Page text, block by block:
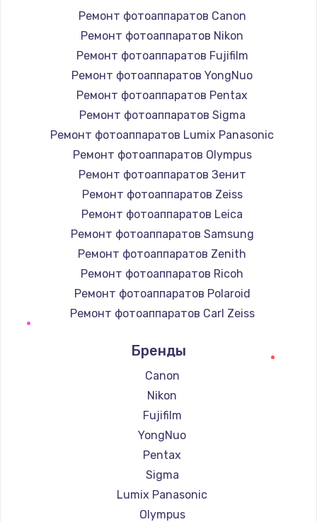
Ремонт фотоаппаратов Canon
Ремонт фотоаппаратов Nikon
Ремонт фотоаппаратов Fujifilm
Ремонт фотоаппаратов YongNuo
Ремонт фотоаппаратов Pentax
Ремонт фотоаппаратов Sigma
Ремонт фотоаппаратов Lumix Panasonic
Ремонт фотоаппаратов Olympus
Ремонт фотоаппаратов Зенит
Ремонт фотоаппаратов Zeiss
Ремонт фотоаппаратов Leica
Ремонт фотоаппаратов Samsung
Ремонт фотоаппаратов Zenith
Ремонт фотоаппаратов Ricoh
Ремонт фотоаппаратов Polaroid
Ремонт фотоаппаратов Carl Zeiss
Ремонт фотоаппаратов LUMIX
Ремонт фотоаппаратов Kodak
Ремонт фотоаппаратов Blackmagic
Бренды
Canon
Nikon
Fujifilm
YongNuo
Pentax
Sigma
Lumix Panasonic
Olympus